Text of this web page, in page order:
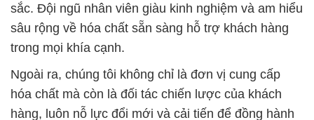
hóa chất mà còn là đối tác chiến lược của khách
hàng, luôn nỗ lực đổi mới và cải tiến để đồng hành
cùng sự phát triển của họ. Công ty Hóa Chất Đắc
Trường Phát cam kết mang lại giải pháp toàn diện
và hiệu quả cho mọi yêu cầu về hóa chất của khách
hàng.